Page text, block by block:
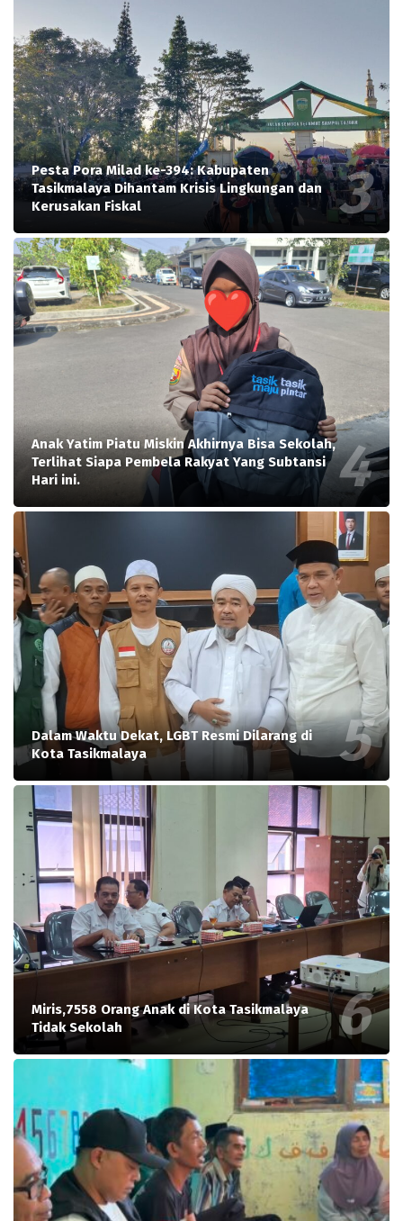
Pesta Pora Milad ke-394: Kabupaten
Tasikmalaya Dihantam Krisis Lingkungan dan
Kerusakan Fiskal
Anak Yatim Piatu Miskin Akhirnya Bisa Sekolah,
Terlihat Siapa Pembela Rakyat Yang Subtansi
Hari ini.
Dalam Waktu Dekat, LGBT Resmi Dilarang di
Kota Tasikmalaya
Miris,7558 Orang Anak di Kota Tasikmalaya
Tidak Sekolah